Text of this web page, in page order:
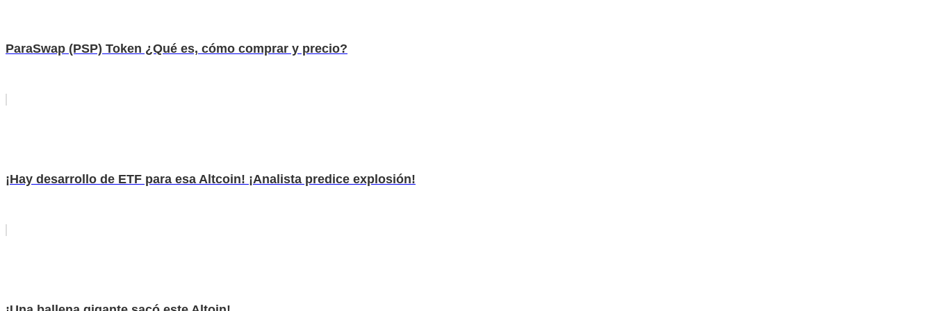
ParaSwap (PSP) Token ¿Qué es, cómo comprar y precio?
¡Hay desarrollo de ETF para esa Altcoin! ¡Analista predice explosión!